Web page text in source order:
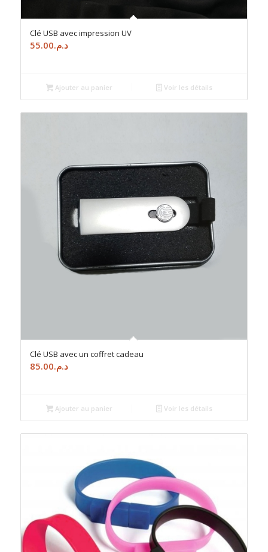
Clé USB avec impression UV
د.م.55.00
Ajouter au panier Voir les détails
Clé USB avec un coffret cadeau
د.م.85.00
Ajouter au panier Voir les détails